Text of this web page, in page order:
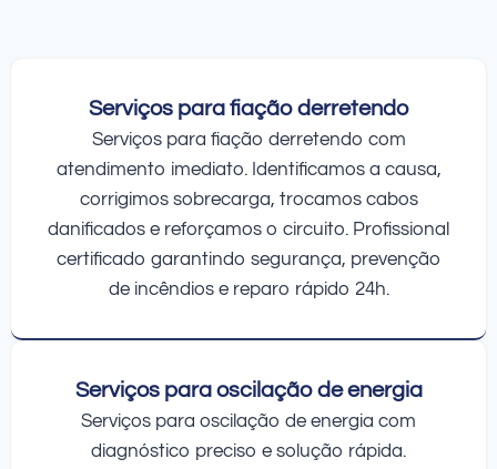
Serviços para fiação derretendo
Serviços para fiação derretendo com
atendimento imediato. Identificamos a causa,
corrigimos sobrecarga, trocamos cabos
danificados e reforçamos o circuito. Profissional
certificado garantindo segurança, prevenção
de incêndios e reparo rápido 24h.
Serviços para oscilação de energia
Serviços para oscilação de energia com
diagnóstico preciso e solução rápida.